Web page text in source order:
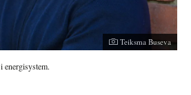
Teiksma Buseva
energisystem.